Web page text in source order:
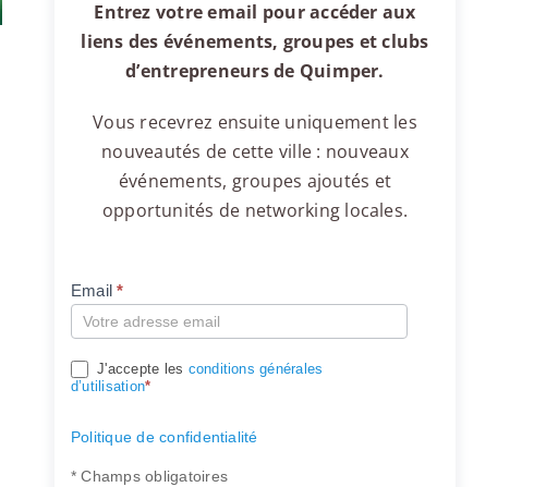
Entrez votre email pour accéder aux
liens des événements, groupes et clubs
d’entrepreneurs de Quimper.
Vous recevrez ensuite uniquement les
nouveautés de cette ville : nouveaux
événements, groupes ajoutés et
opportunités de networking locales.
Compte
Email*
J'accepte les conditions générales
d’utilisation*
Politique de confidentialité
* Champs obligatoires